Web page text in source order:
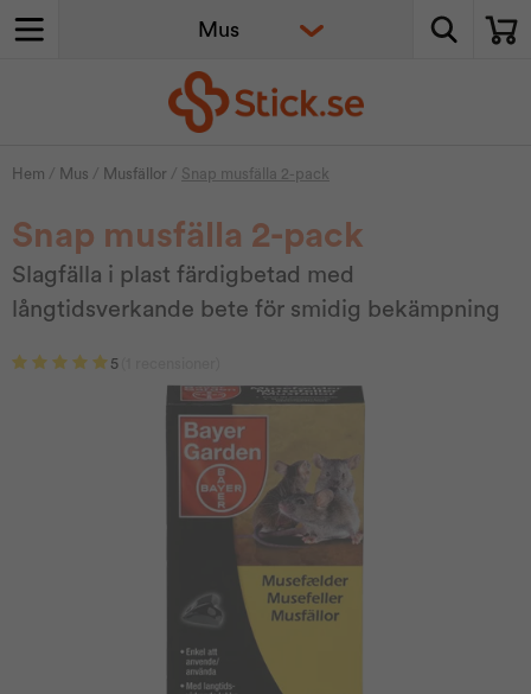
Hem / Mus / Musfällor / Snap musfälla 2-pack
Snap musfälla 2-pack
Slagfälla i plast färdigbetad med
långtidsverkande bete för smidig bekämpning
5